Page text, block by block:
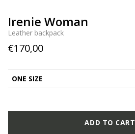
Irenie Woman
Leather backpack
€170,00
ONE SIZE
ADD TO CART